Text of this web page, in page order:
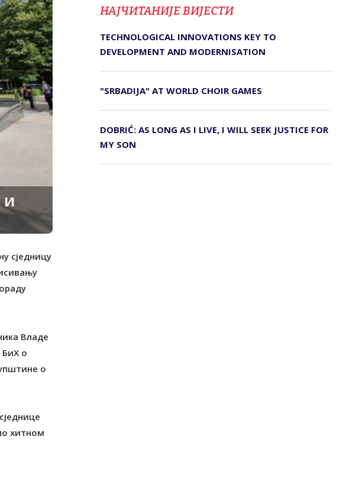
И
сједницу
Владе
о
о
хитном
НАЈЧИТАНИЈЕ ВИЈЕСТИ
TECHNOLOGICAL INNOVATIONS KEY TO
DEVELOPMENT AND MODERNISATION
"SRBADIJA" AT WORLD CHOIR GAMES
DOBRIĆ: AS LONG AS I LIVE, I WILL SEEK JUSTICE FOR
MY SON